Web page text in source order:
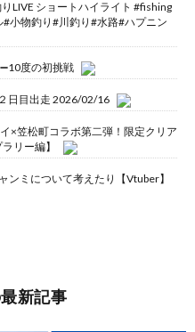
LIVE ショートハイライト #fishing
小物釣り#川釣り#水路#ハプニン
度の初挑戦
日目出走 2026/02/16
×笠松町コラボ第二弾！限定クリア
リー編】
ンミについて考えたり【Vtuber】
新記事